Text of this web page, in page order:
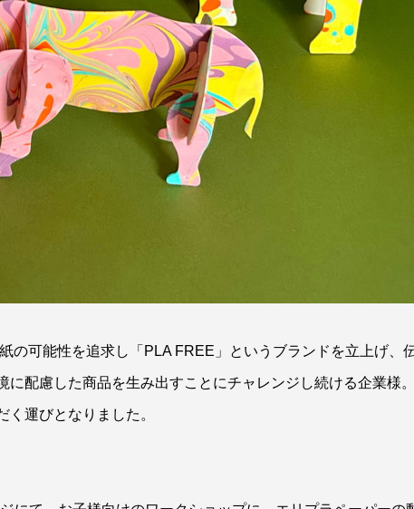
の可能性を追求し「PLA FREE」というブランドを立上げ、
配慮した商品を生み出すことにチャレンジし続ける企業様
運びとなりました。